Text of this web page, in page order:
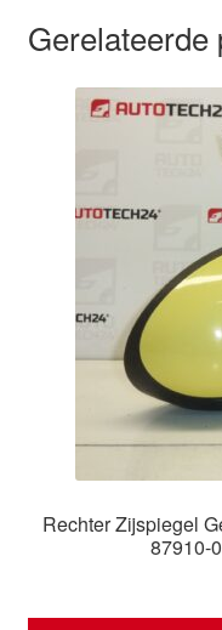
Gerelateerde
Rechter Zijspiegel
87910-